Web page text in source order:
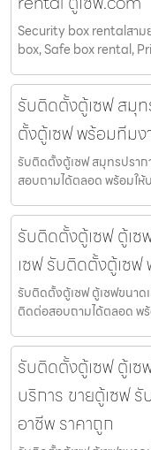
Security box rentalสา
box, Safe box rental,
รับติดตั้งตู้เซฟ สมุ
ตั้งตู้เซฟ พร้อมทีม
รับติดตั้งตู้เซฟ สมุทรปรา
สอบถามได้ตลอด พร้อมให้
รับติดตั้งตู้เซฟ ตู้เซ
เซฟ รับติดตั้งตู้เซ
รับติดตั้งตู้เซฟ ตู้เซฟขนาด
ติดต่อสอบถามได้ตลอด พ
รับติดตั้งตู้เซฟ ตู้เซ
บริการ ขายตู้เซฟ
อาชีพ ราคาถูก